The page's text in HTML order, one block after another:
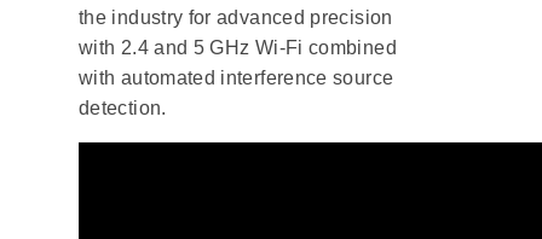
the industry for advanced precision
with 2.4 and 5 GHz Wi-Fi combined
with automated interference source
detection.